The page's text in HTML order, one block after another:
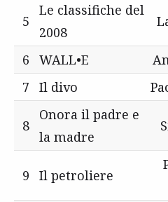
5
Le classifiche del
2008
6 WALL•E
7
Il divo
8
Onora il padre e
la madre
9 Il petroliere